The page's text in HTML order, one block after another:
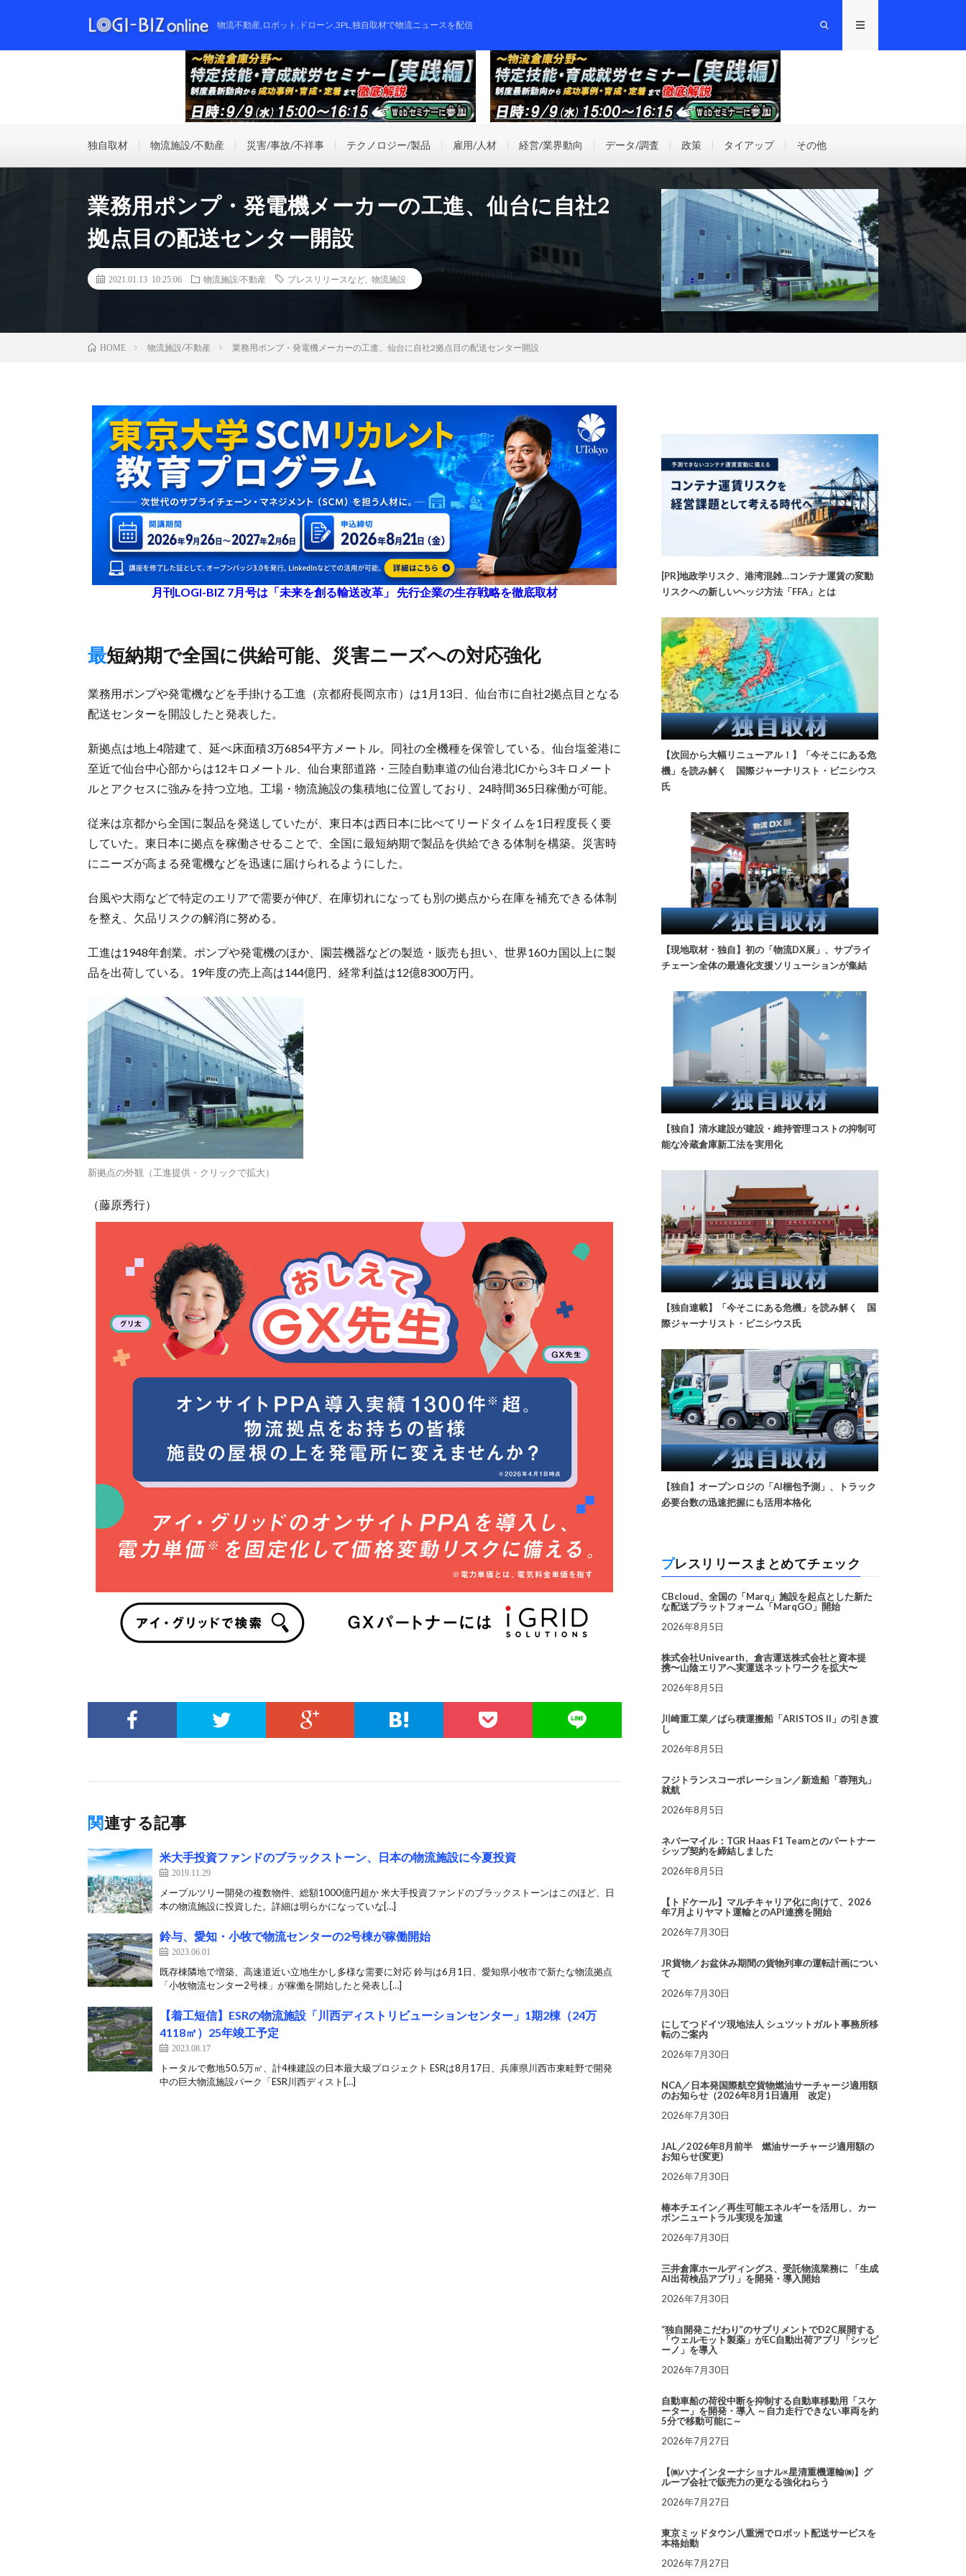
物流不動産,ロボット,ドローン,3PL,独自取材で物流ニュースを配信
独自取材 物流施設/不動産 災害/事故/不祥事 テクノロジー/製品 雇用/人材 経営/業界動向 データ/調査 政策 タイアップ その他
業務用ポンプ・発電機メーカーの工進、仙台に自社2
拠点目の配送センター開設
2021.01.13 10:25:06 物流施設/不動産 プレスリリースなど 物流施設
HOME 物流施設/不動産 業務用ポンプ・発電機メーカーの工進、仙台に自社2拠点目の配送センター開設
月刊LOGI-BIZ 7月号は「未来を創る輸送改革」 先行企業の生存戦略を徹底取材
最短納期で全国に供給可能、災害ニーズへの対応強化
業務用ポンプや発電機などを手掛ける工進（京都府長岡京市）は1月13日、仙台市に自社2拠点目となる
配送センターを開設したと発表した。
新拠点は地上4階建て、延べ床面積3万6854平方メートル。同社の全機種を保管している。仙台塩釜港に
至近で仙台中心部からは12キロメートル、仙台東部道路・三陸自動車道の仙台港北ICから3キロメート
ルとアクセスに強みを持つ立地。工場・物流施設の集積地に位置しており、24時間365日稼働が可能。
従来は京都から全国に製品を発送していたが、東日本は西日本に比べてリードタイムを1日程度長く要
していた。東日本に拠点を稼働させることで、全国に最短納期で製品を供給できる体制を構築。災害時
にニーズが高まる発電機などを迅速に届けられるようにした。
台風や大雨などで特定のエリアで需要が伸び、在庫切れになっても別の拠点から在庫を補充できる体制
を整え、欠品リスクの解消に努める。
工進は1948年創業。ポンプや発電機のほか、園芸機器などの製造・販売も担い、世界160カ国以上に製
品を出荷している。19年度の売上高は144億円、経常利益は12億8300万円。
新拠点の外観（工進提供・クリックで拡大）
（藤原秀行）
関連する記事
米大手投資ファンドのブラックストーン、日本の物流施設に今夏投資
2019.11.29
メープルツリー開発の複数物件、総額1000億円超か 米大手投資ファンドのブラックストーンはこのほど、日
本の物流施設に投資した。詳細は明らかになっていな[…]
鈴与、愛知・小牧で物流センターの2号棟が稼働開始
2023.06.01
既存棟隣地で増築、高速道近い立地生かし多様な需要に対応 鈴与は6月1日、愛知県小牧市で新たな物流拠点
「小牧物流センター2号棟」が稼働を開始したと発表し[…]
【着工短信】ESRの物流施設「川⻄ディストリビューションセンター」1期2棟（24万
4118㎡）25年竣工予定
2023.08.17
トータルで敷地50.5万㎡、計4棟建設の⽇本最⼤級プロジェクト ESRは8月17日、兵庫県川⻄市東畦野で開発
中の巨⼤物流施設パーク「ESR川⻄ディスト[…]
[PR]地政学リスク、港湾混雑…コンテナ運賃の変動
リスクへの新しいヘッジ方法「FFA」とは
【次回から大幅リニューアル！】「今そこにある危
機」を読み解く 国際ジャーナリスト・ビニシウス
氏
【現地取材・独自】初の「物流DX展」、サプライ
チェーン全体の最適化支援ソリューションが集結
【独自】清水建設が建設・維持管理コストの抑制可
能な冷蔵倉庫新工法を実用化
【独自連載】「今そこにある危機」を読み解く 国
際ジャーナリスト・ビニシウス氏
【独自】オープンロジの「AI梱包予測」、トラック
必要台数の迅速把握にも活用本格化
プレスリリースまとめてチェック
CBcloud、全国の「Marq」施設を起点とした新た
な配送プラットフォーム「MarqGO」開始
2026年8月5日
株式会社Univearth、倉吉運送株式会社と資本提
携〜山陰エリアへ実運送ネットワークを拡大〜
2026年8月5日
川崎重工業／ばら積運搬船「ARISTOS II」の引き渡
し
2026年8月5日
フジトランスコーポレーション／新造船「蓉翔丸」
就航
2026年8月5日
ネバーマイル：TGR Haas F1 Teamとのパートナー
シップ契約を締結しました
2026年8月5日
【トドケール】マルチキャリア化に向けて、2026
年7月よりヤマト運輸とのAPI連携を開始
2026年7月30日
JR貨物／お盆休み期間の貨物列車の運転計画につい
て
2026年7月30日
にしてつドイツ現地法人 シュツットガルト事務所移
転のご案内
2026年7月30日
NCA／日本発国際航空貨物燃油サーチャージ適用額
のお知らせ（2026年8月1日適用 改定）
2026年7月30日
JAL／2026年8月前半 燃油サーチャージ適用額の
お知らせ(変更)
2026年7月30日
椿本チエイン／再生可能エネルギーを活用し、カー
ボンニュートラル実現を加速
2026年7月30日
三井倉庫ホールディングス、受託物流業務に 「生成
AI出荷検品アプリ」を開発・導入開始
2026年7月30日
“独自開発こだわり”のサプリメントでD2C展開する
「ウェルモット製薬」がEC自動出荷アプリ「シッピ
ーノ」を導入
2026年7月30日
自動車船の荷役中断を抑制する自動車移動用「スケ
ーター」を開発・導入 ～自力走行できない車両を約
5分で移動可能に～
2026年7月27日
【㈱ハナインターナショナル×星清重機運輸㈱】グ
ループ会社で販売力の更なる強化ねらう
2026年7月27日
東京ミッドタウン八重洲でロボット配送サービスを
本格始動
2026年7月27日